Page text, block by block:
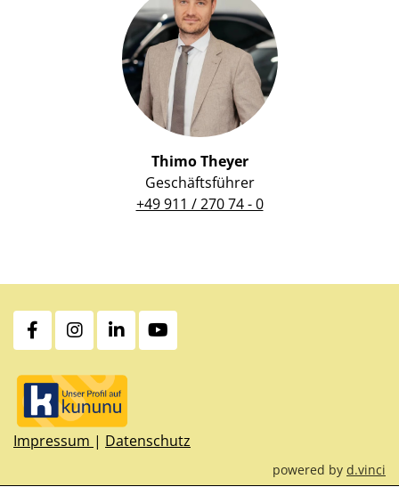
Thimo Theyer
Geschäftsführer
+49 911 / 270 74 - 0
Impressum | Datenschutz
powered by d.vinci